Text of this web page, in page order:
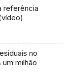
referência
no
um milhão